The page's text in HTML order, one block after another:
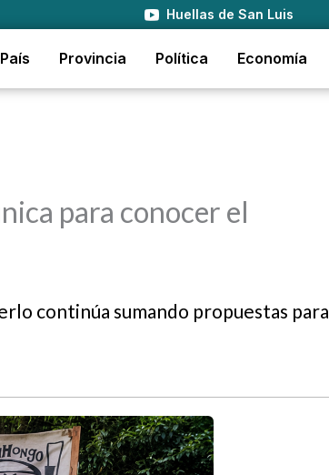
Huellas de San Luis
País Provincia Política Economía
para conocer el
continúa sumando propuestas para